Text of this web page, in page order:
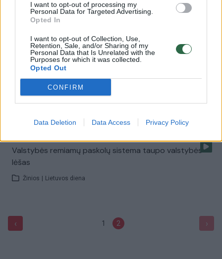
I want to opt-out of processing my
Personal Data for Targeted Advertising.
Opted In
I want to opt-out of Collection, Use,
Retention, Sale, and/or Sharing of my
Personal Data that Is Unrelated with the
Purposes for which it was collected.
Opted Out
CONFIRM
Data Deletion Data Access Privacy Policy
Žinios | Lietuvos diena
Krikščioniškuose gimdymo namuose – velniški darbeliai
Žinios | Lietuvos diena
Valstybės remiamų paskolų sistema taupo valstybės
lėšas
Žinios Lietuvos diena
‹ 1 2 ›